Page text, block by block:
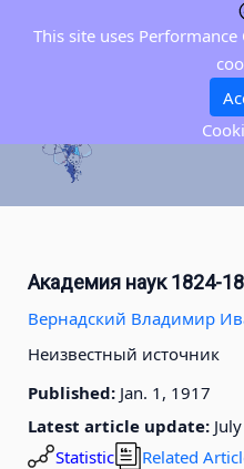
Академия наук 1824-
Вернадский Владимир
Неизвестный источник
Published: Jan. 1, 1917
Latest article update:
Statistic
Related
This site uses